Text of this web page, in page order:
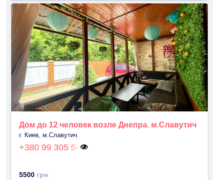
Дом до 12 человек возле Днепра. м.Славутич
г. Киев, м.Славутич
+380 99 305 54
5500 грн